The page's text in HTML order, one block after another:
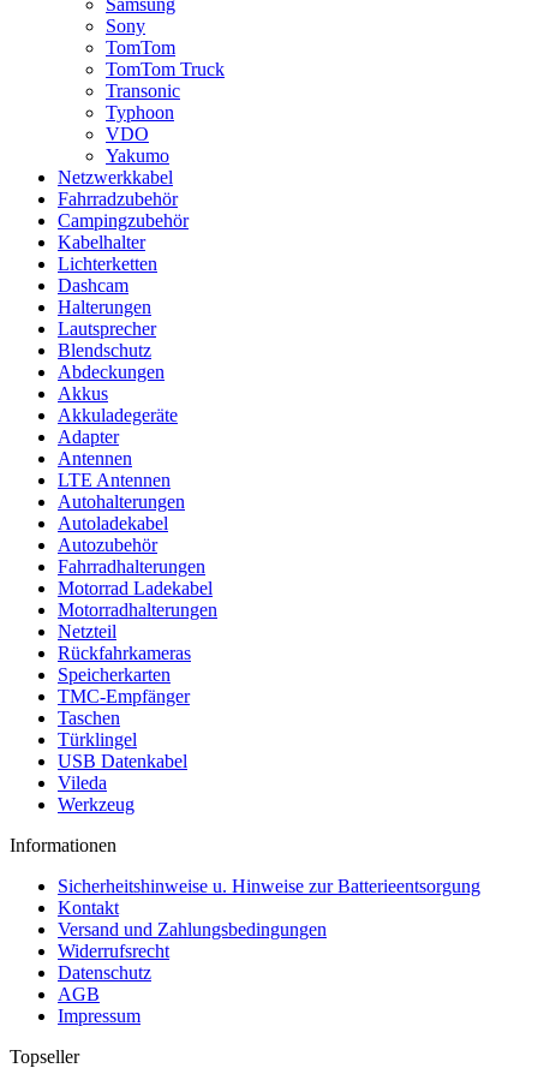
Samsung
Sony
TomTom
TomTom Truck
Transonic
Typhoon
VDO
Yakumo
Netzwerkkabel
Fahrradzubehör
Campingzubehör
Kabelhalter
Lichterketten
Dashcam
Halterungen
Lautsprecher
Blendschutz
Abdeckungen
Akkus
Akkuladegeräte
Adapter
Antennen
LTE Antennen
Autohalterungen
Autoladekabel
Autozubehör
Fahrradhalterungen
Motorrad Ladekabel
Motorradhalterungen
Netzteil
Rückfahrkameras
Speicherkarten
TMC-Empfänger
Taschen
Türklingel
USB Datenkabel
Vileda
Werkzeug
Informationen
Sicherheitshinweise u. Hinweise zur Batterieentsorgung
Kontakt
Versand und Zahlungsbedingungen
Widerrufsrecht
Datenschutz
AGB
Impressum
Topseller